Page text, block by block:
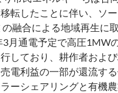
転したことに伴い、ソ
融合による地域再生に取
月通電予定で高圧1MW
しており、耕作者およ
電利益の一部が還流す
ーシェアリングと有機